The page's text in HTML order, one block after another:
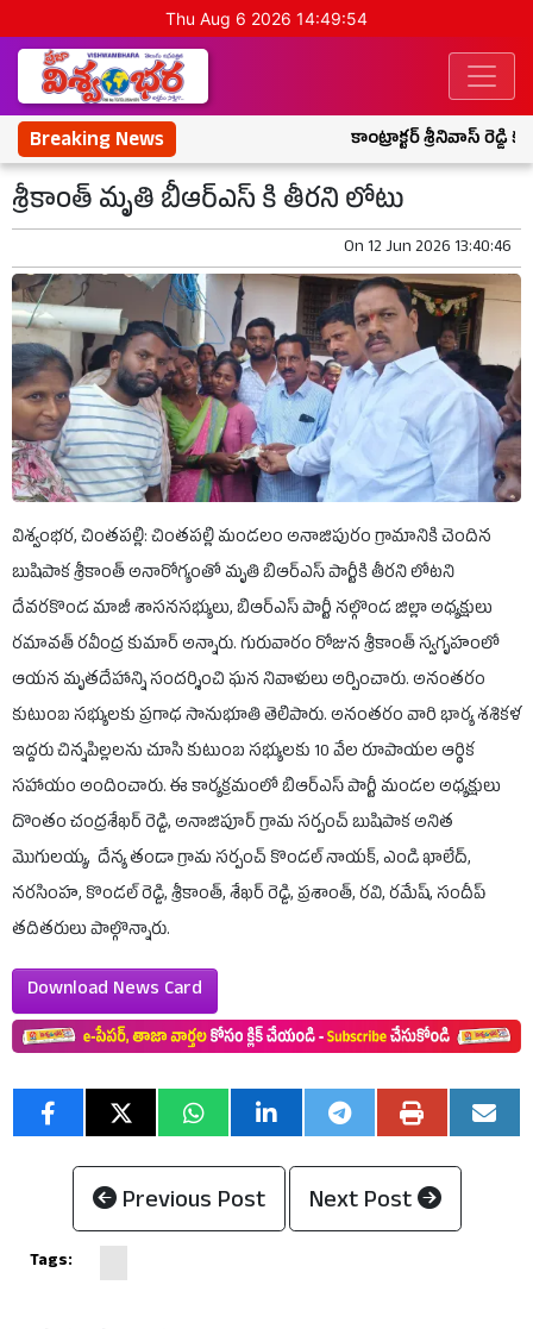
Thu Aug 6 2026 14:49:54
Breaking News కాంట్రాక్టర్ శ్రీనివాస్ రెడ్డి
శ్రీకాంత్ మృతి బీఆర్ఎస్ కి తీరని లోటు
On12 Jun 2026 13:40:46
విశ్వంభర, చింతపల్లి: చింతపల్లి మండలం అనాజిపురం గ్రామానికి చెందిన
బుషిపాక శ్రీకాంత్ అనారోగ్యంతో మృతి బిఆర్ఎస్ పార్టీకి తీరని లోటని
దేవరకొండ మాజీ శాసనసభ్యులు, బిఆర్ఎస్ పార్టీ నల్గొండ జిల్లా అధ్యక్షులు
రమావత్ రవీంద్ర కుమార్ అన్నారు. గురువారం రోజున శ్రీకాంత్ స్వగృహంలో
ఆయన మృతదేహాన్ని సందర్శించి ఘన నివాళులు అర్పించారు. అనంతరం
కుటుంబ సభ్యులకు ప్రగాఢ సానుభూతి తెలిపారు. అనంతరం వారి భార్య శశికళ
ఇద్దరు చిన్నపిల్లలను చూసి కుటుంబ సభ్యులకు 10 వేల రూపాయల ఆర్థిక
సహాయం అందించారు. ఈ కార్యక్రమంలో బిఆర్ఎస్ పార్టీ మండల అధ్యక్షులు
దొంతం చంద్రశేఖర్ రెడ్డి, అనాజిపూర్ గ్రామ సర్పంచ్ బుషిపాక అనిత
మొగులయ్య, దేన్య తండా గ్రామ సర్పంచ్ కొండల్ నాయక్, ఎండి ఖాలేద్,
నరసింహ, కొండల్ రెడ్డి, శ్రీకాంత్, శేఖర్ రెడ్డి, ప్రశాంత్, రవి, రమేష్, సందీప్
తదితరులు పాల్గొన్నారు.
Download News Card
Previous Post Next Post
Tags: